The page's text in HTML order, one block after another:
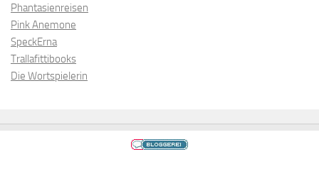
Phantasienreisen
Pink Anemone
SpeckErna
Trallafittibooks
Die Wortspielerin